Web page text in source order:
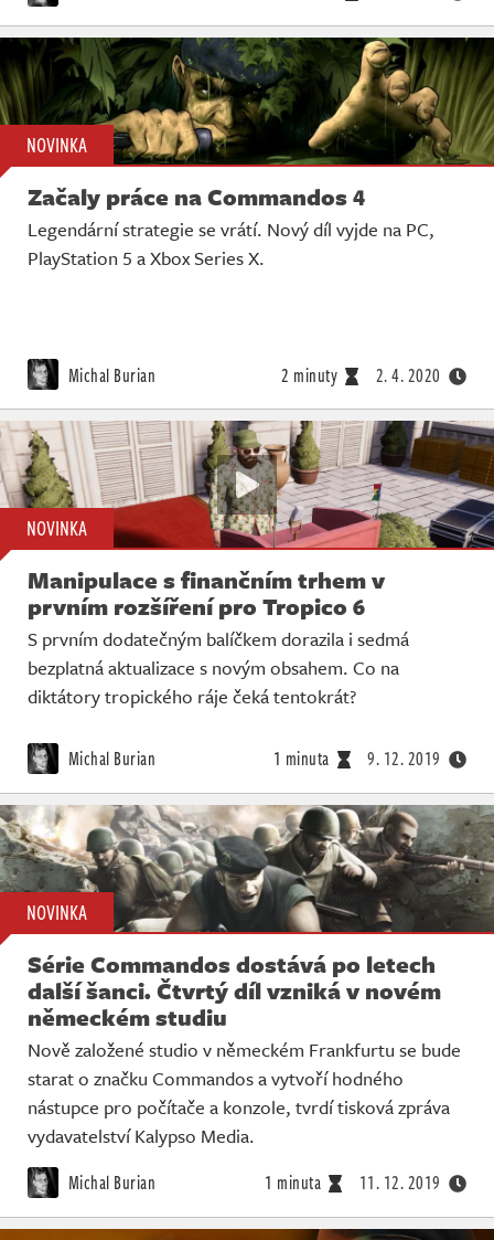
NOVINKA
Začaly práce na Commandos 4
Legendární strategie se vrátí. Nový díl vyjde na PC,
PlayStation 5 a Xbox Series X.
Michal Burian 2 minuty 2. 4. 2020
NOVINKA
Manipulace s finančním trhem v
prvním rozšíření pro Tropico 6
S prvním dodatečným balíčkem dorazila i sedmá
bezplatná aktualizace s novým obsahem. Co na
diktátory tropického ráje čeká tentokrát?
Michal Burian 1 minuta 9. 12. 2019
NOVINKA
Série Commandos dostává po letech
další šanci. Čtvrtý díl vzniká v novém
německém studiu
Nově založené studio v německém Frankfurtu se bude
starat o značku Commandos a vytvoří hodného
nástupce pro počítače a konzole, tvrdí tisková zpráva
vydavatelství Kalypso Media.
Michal Burian 1 minuta 11. 12. 2019